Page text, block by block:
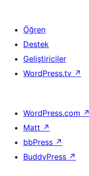
Öğren
Destek
Geliştiriciler
WordPress.tv ↗
WordPress.com ↗
Matt ↗
bbPress ↗
BuddyPress ↗